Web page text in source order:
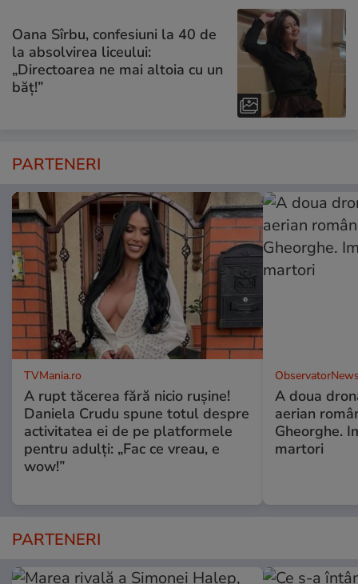
Oana Sîrbu, confesiuni la 40 de
la absolvirea liceului:
„Directoarea ne mai altoia cu un
băț!”
PARTENERI
TVMania.ro
A rupt tăcerea fără nicio rușine!
Daniela Crudu spune totul despre
activitatea ei de pe platformele
pentru adulți: „Fac ce vreau, e
wow!”
A doua
aerian
Gheorghe.
martori
PARTENERI